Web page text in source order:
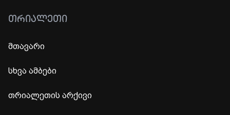
ᲗᲠᲘᲐᲚᲔᲗᲘ
მთავარი
სხვა ამბები
თრიალეთის არქივი